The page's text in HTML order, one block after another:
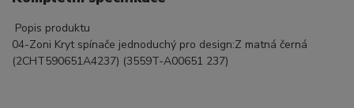
Popis produktu
04-Zoni Kryt spínače jednoduchý pro design:Z matná černá
(2CHT590651A4237) (3559T-A00651 237)